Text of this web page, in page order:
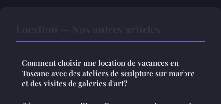
Comment choisir une location de vacances en
Toscane avec des ateliers de sculpture sur marbre
et des visites de galeries d'art?